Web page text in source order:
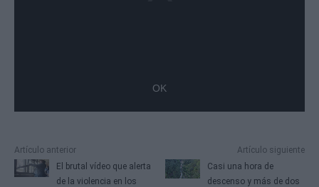
Artículo anterior
El brutal vídeo que alerta
de la violencia en los
Artículo siguiente
Casi una hora de
descenso y más de dos